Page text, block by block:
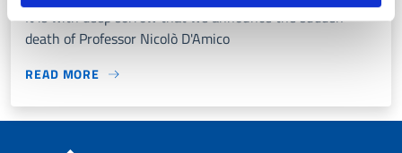
It is with deep sorrow that we announce the sudden
death of Professor Nicolò D'Amico
READ MORE